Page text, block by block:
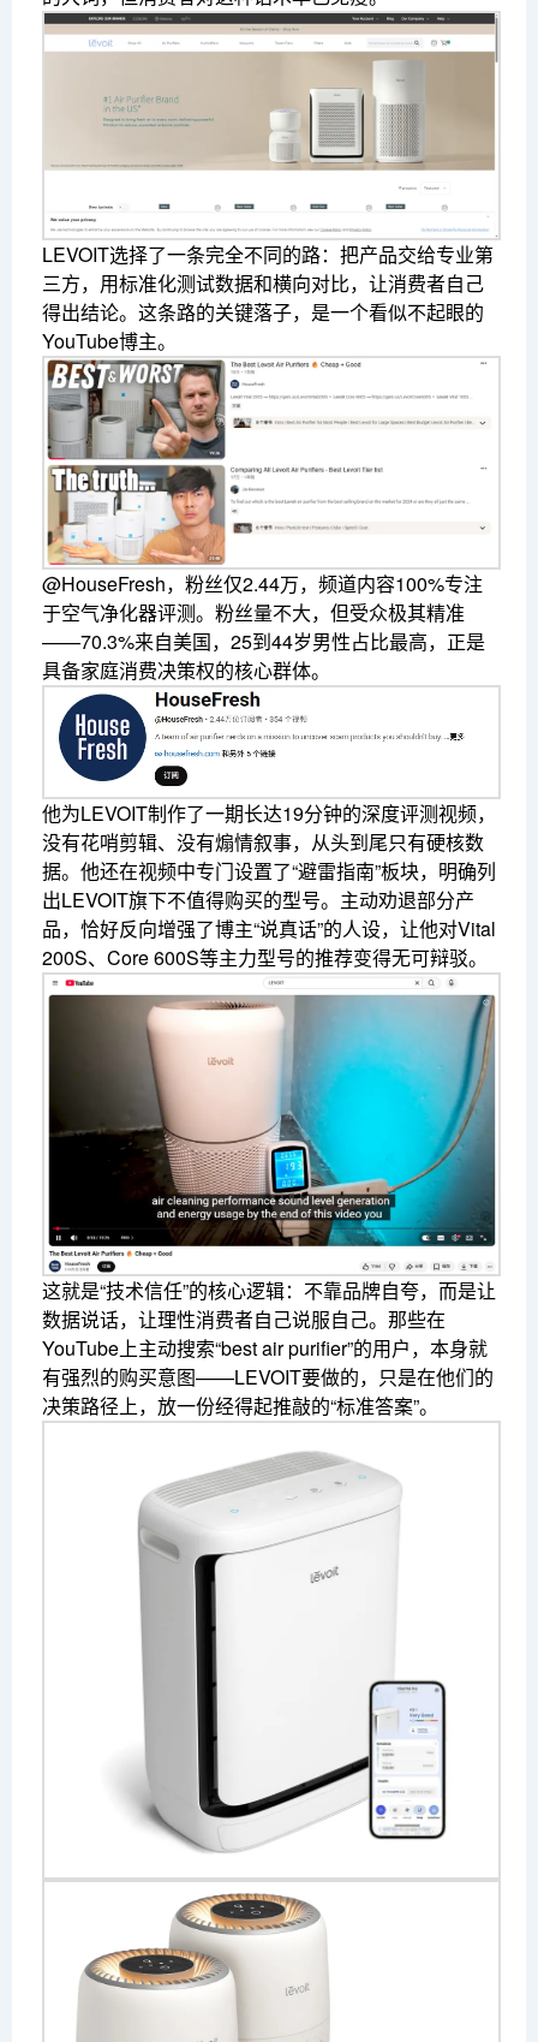
LEVOIT选择了一条完全不同的路：把产品交给专业第
三方，用标准化测试数据和横向对比，让消费者自己
得出结论。这条路的关键落子，是一个看似不起眼的
YouTube博主。
@HouseFresh，粉丝仅2.44万，频道内容100%专注
于空气净化器评测。粉丝量不大，但受众极其精准
——70.3%来自美国，25到44岁男性占比最高，正是
具备家庭消费决策权的核心群体。
他为LEVOIT制作了一期长达19分钟的深度评测视频，
没有花哨剪辑、没有煽情叙事，从头到尾只有硬核数
据。他还在视频中专门设置了“避雷指南”板块，明确列
出LEVOIT旗下不值得购买的型号。主动劝退部分产
品，恰好反向增强了博主“说真话”的人设，让他对Vital
200S、Core 600S等主力型号的推荐变得无可辩驳。
这就是“技术信任”的核心逻辑：不靠品牌自夸，而是让
数据说话，让理性消费者自己说服自己。那些在
YouTube上主动搜索“best air purifier”的用户，本身就
有强烈的购买意图——LEVOIT要做的，只是在他们的
决策路径上，放一份经得起推敲的“标准答案”。